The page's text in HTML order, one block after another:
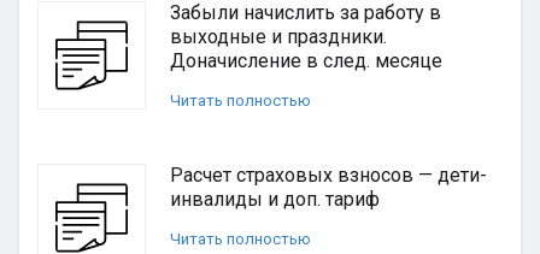
Забыли начислить за работу в
выходные и праздники.
Доначисление в след. месяце
Читать полностью
Расчет страховых взносов — дети-
инвалиды и доп. тариф
Читать полностью